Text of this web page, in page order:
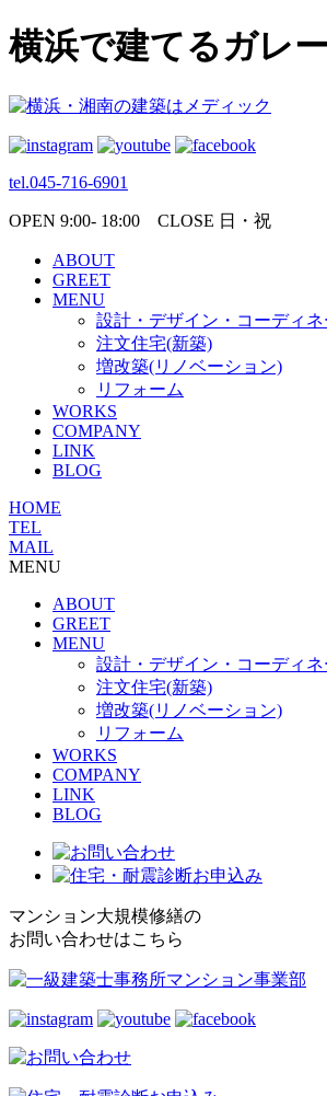
横浜で建てるガレ
tel.045-716-6901
OPEN 9:00- 18:00 CLOSE 日・祝
ABOUT
GREET
MENU
設計・デザイン・コーディネ
注文住宅(新築)
増改築(リノベーション)
リフォーム
WORKS
COMPANY
LINK
BLOG
HOME
TEL
MAIL
MENU
ABOUT
GREET
MENU
設計・デザイン・コーディネ
注文住宅(新築)
増改築(リノベーション)
リフォーム
WORKS
COMPANY
LINK
BLOG
マンション大規模修繕の
お問い合わせはこちら